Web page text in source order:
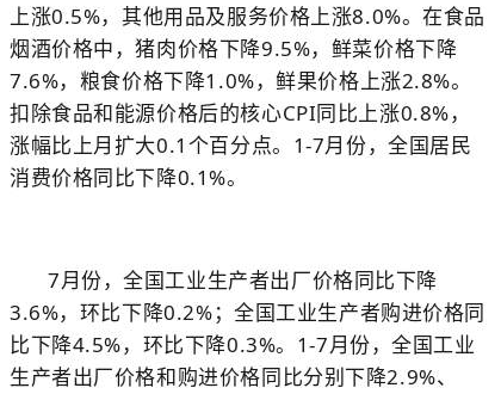
上涨0.5%，其他用品及服务价格上涨8.0%。在食品
烟酒价格中，猪肉价格下降9.5%，鲜菜价格下降
7.6%，粮食价格下降1.0%，鲜果价格上涨2.8%。
扣除食品和能源价格后的核心CPI同比上涨0.8%，
涨幅比上月扩大0.1 个百分点。 1-7月份，全国居民
消费价格同比下降0.1%。
7月份，全国工业生产者出厂价格同比下降
3.6%，环比下降0.2%；全国工业生产者购进价格同
比下降4.5%，环比下降0.3%。 1-7月份，全国工业
生产者出厂价格和购进价格同比分别下降2.9%、